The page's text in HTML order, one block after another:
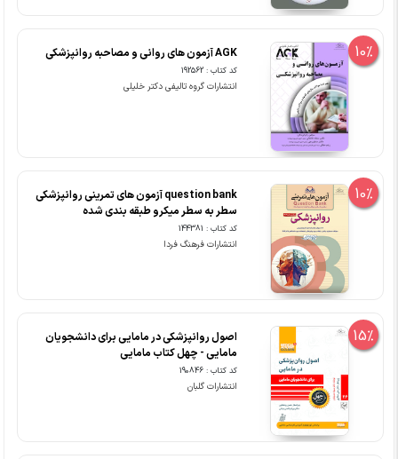
10% AGK آزمون های روانی و مصاحبه روانپزشکی
کد کتاب : 192562
انتشارات گروه تالیفی دکتر خلیلی
10%
question bank آزمون های تمرینی روانپزشکی
سطر به سطر میکرو طبقه بندی شده
کد کتاب : 144381
انتشارات فرهنگ فردا
15%
اصول روانپزشکی در مامایی برای دانشجویان
مامایی - چهل کتاب مامایی
کد کتاب : 190846
انتشارات گلبان